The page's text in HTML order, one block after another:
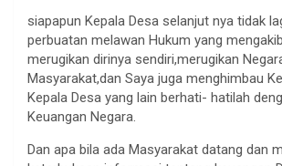
siapapun Kepala Desa selanjut nya tidak
perbuatan melawan Hukum yang
merugikan dirinya sendiri,merugikan
Masyarakat,dan Saya juga menghimbau
Kepala Desa yang lain berhati- hatilah
Keuangan Negara.
Dan apa bila ada Masyarakat datang dan